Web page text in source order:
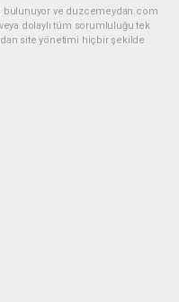
bulunuyor ve duzcemeydan.com
dolaylı tüm sorumluluğu tek
site yönetimi hiçbir şekilde